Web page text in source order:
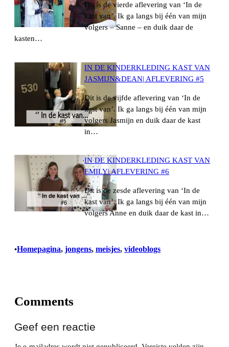
Dit is de vierde aflevering van ‘In de
kast van’. Ik ga langs bij één van mijn
volgers – Sanne – en duik daar de
kasten…
IN DE KINDERKLEDING KAST VAN
JASMIJN&DEAN| AFLEVERING #5
Dit is de vijfde aflevering van ‘In de
kast van’. Ik ga langs bij één van mijn
volgers Jasmijn en duik daar de kast
in…
IN DE KINDERKLEDING KAST VAN
EMILY| AFLEVERING #6
Dit is de zesde aflevering van ‘In de
kast van’. Ik ga langs bij één van mijn
volgers Anne en duik daar de kast in…
•Homepagina, jongens, meisjes, videoblogs
Comments
Geef een reactie